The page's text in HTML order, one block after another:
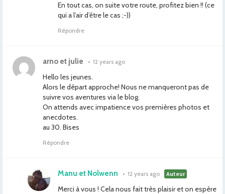
En tout cas, on suite votre route, profitez bien !! (ce
qui a l’air d’être le cas ;-))
Répondre
arno et julie • 12 years ago
Hello les jeunes.
Alors le départ approche! Nous ne manqueront pas de
suivre vos aventures via le blog.
On attends avec impatience vos premières photos et
anecdotes.
au 30. Bises
Répondre
Manu et Nolwenn • 12 years ago Auteur
Merci à vous ! Cela nous fait très plaisir et on espère